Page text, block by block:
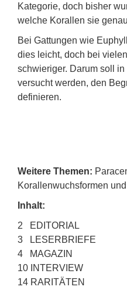
Kategorie, doch bisher
welche Korallen sie
Bei Gattungen wie
dies leicht, doch bei
schwieriger. Darum soll in
versucht werden, den
definieren.
Weitere Themen:
Korallenwuchsformen
Inhalt:
2 EDITORIAL
3 LESERBRIEFE
4 MAGAZIN
10 INTERVIEW
14 RARITÄTEN